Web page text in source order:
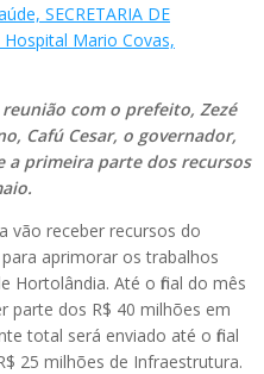
SECRETARIA DE
Hospital Mario Covas,
com o prefeito, Zezé
Cafú Cesar, o governador,
a primeira parte dos recursos
vão receber recursos do
aprimorar os trabalhos
Hortolândia. Até o final do mês
parte dos R$ 40 milhões em
total será enviado até o final
25 milhões de Infraestrutura.